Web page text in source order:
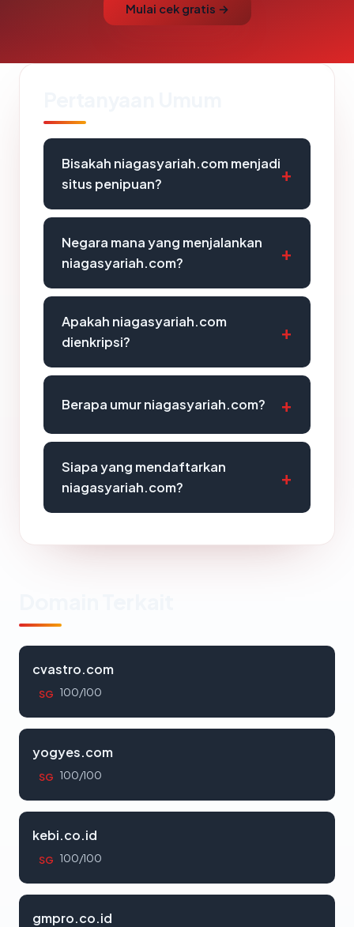
Mulai cek gratis →
Bisakah niagasyariah.com menjadi
situs penipuan?
Negara mana yang menjalankan
niagasyariah.com?
Apakah niagasyariah.com
dienkripsi?
Berapa umur niagasyariah.com?
Siapa yang mendaftarkan
niagasyariah.com?
cvastro.com
SG 100/100
yogyes.com
SG 100/100
kebi.co.id
SG 100/100
gmpro.co.id